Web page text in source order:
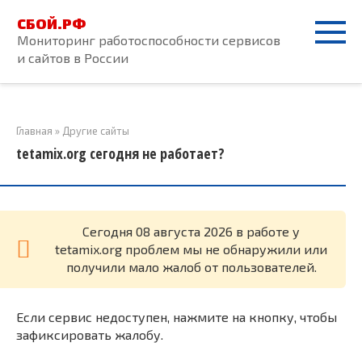
контенту
СБОЙ.РФ
Мониторинг работоспособности сервисов
и сайтов в России
Главная » Другие сайты
tetamix.org сегодня не работает?
Cегодня 08 августа 2026 в работе у
tetamix.org проблем мы не обнаружили или
получили мало жалоб от пользователей.
Если сервис недоступен, нажмите на кнопку, чтобы
зафиксировать жалобу.